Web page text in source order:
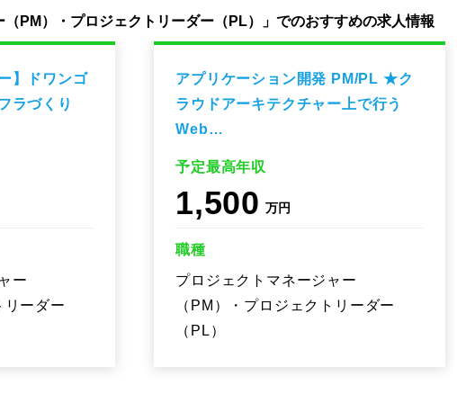
（PM）・プロジェクトリーダー（PL）」でのおすすめの求人情報
】ドワンゴ
ラづくり
ー
リーダー
アプリケーション開発 PM/PL ★ク
ラウドアーキテクチャー上で行う
Web…
予定最高年収
1,500 万円
職種
プロジェクトマネージャー
（PM）・プロジェクトリーダー
（PL）